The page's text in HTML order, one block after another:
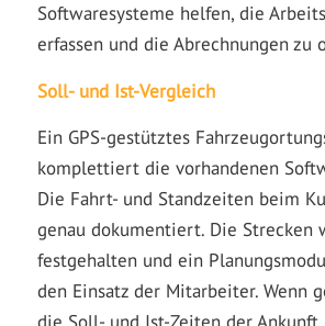
Softwaresysteme helfen, die
erfassen und die Abrechnungen zu
Soll- und Ist-Vergleich
Ein GPS-gestütztes
komplettiert die vorhandenen
Die Fahrt- und Standzeiten beim
genau dokumentiert. Die Strecken
festgehalten und ein
den Einsatz der Mitarbeiter. Wenn